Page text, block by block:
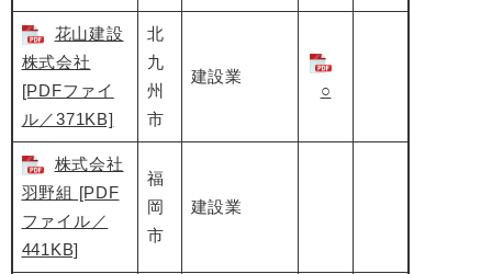
花山建設
株式会社
[PDFファイ
ル／371KB]
北
九
州
市
建設業
○
株式会社
羽野組 [PDF
ファイル／
441KB]
福
岡
市
建設業